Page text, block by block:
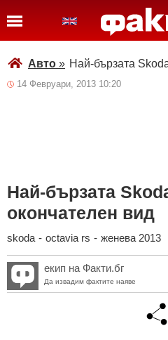
Авто » Най-бързата
14 Февруари, 2013 10:20
Най-бързата
окончателен вид
skoda - octavia rs - женева 2013
екип на Факти.бг
Да извадим фактите наяве